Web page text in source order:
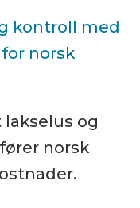
kontroll med
norsk
og
norsk